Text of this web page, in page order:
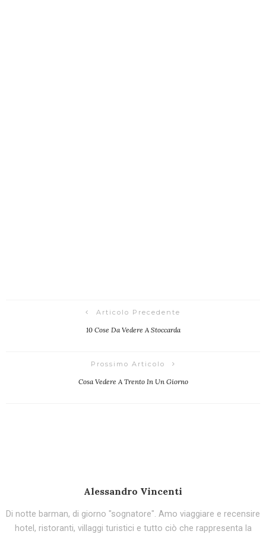
Articolo Precedente
10 Cose Da Vedere A Stoccarda
Prossimo Articolo
Cosa Vedere A Trento In Un Giorno
Alessandro Vincenti
Di notte barman, di giorno "sognatore". Amo viaggiare e recensire
hotel, ristoranti, villaggi turistici e tutto ciò che rappresenta la